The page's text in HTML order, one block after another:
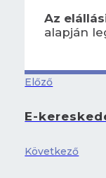
Az
alapján
Előző
E-
Következő